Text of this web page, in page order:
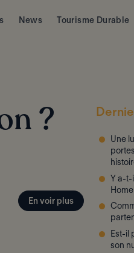
News Tourisme Durable
?
En voir plus
Une
Y a-t-
Est-il
son